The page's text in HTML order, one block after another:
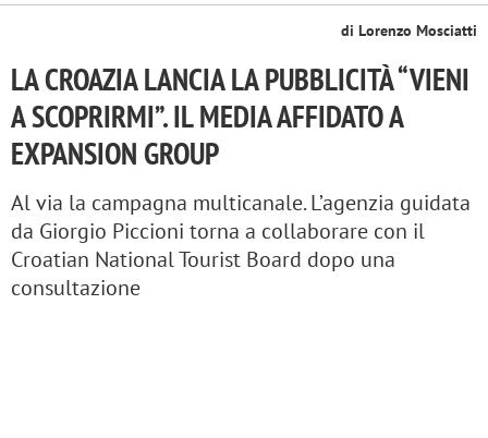
di Lorenzo Mosciatti
LA CROAZIA LANCIA LA PUBBLICITÀ “VIENI
A SCOPRIRMI”. IL MEDIA AFFIDATO A
EXPANSION GROUP
Al via la campagna multicanale. L’agenzia guidata
da Giorgio Piccioni torna a collaborare con il
Croatian National Tourist Board dopo una
consultazione